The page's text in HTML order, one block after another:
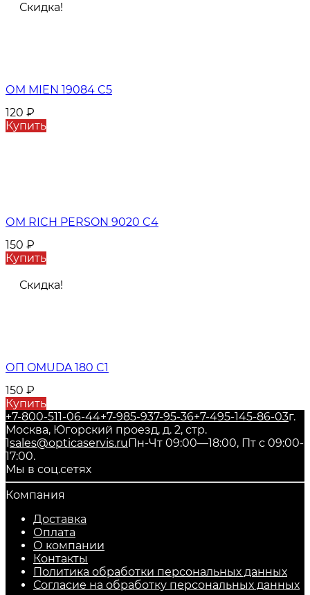
Скидка!
ОМ MIEN 19084 C5
120 ₽
Купить
ОМ RICH PERSON 9020 C4
150 ₽
Купить
Скидка!
ОП OMUDA 180 C1
150 ₽
Купить
+7-800-511-06-44+7-985-937-95-36+7-495-145-86-03г.
Москва, Югорский проезд, д. 2, стр.
1sales@opticaservis.ruПн-Чт 09:00—18:00, Пт с 09:00-
17:00.
Мы в соц.сетях
Компания
Доставка
Оплата
О компании
Контакты
Политика обработки персональных данных
Согласие на обработку персональных данных